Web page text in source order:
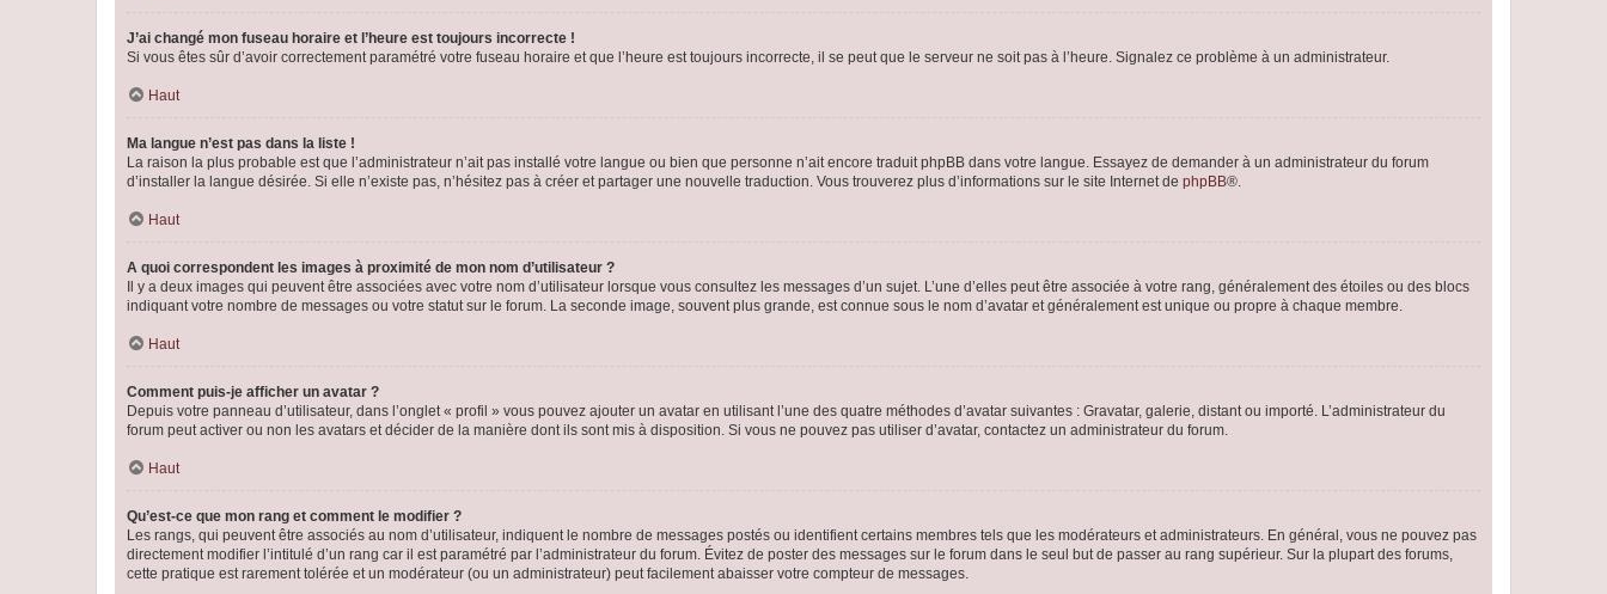
J’ai changé mon fuseau horaire et l’heure est toujours incorrecte !
Si vous êtes sûr d’avoir correctement paramétré votre fuseau horaire et que l’heure est toujours incorrecte, il se peut que le serveur ne soit pas à l’heure. Signalez ce problème à un administrateur.
Haut
Ma langue n’est pas dans la liste !
La raison la plus probable est que l’administrateur n’ait pas installé votre langue ou bien que personne n’ait encore traduit phpBB dans votre langue. Essayez de demander à un administrateur du forum
d’installer la langue désirée. Si elle n’existe pas, n’hésitez pas à créer et partager une nouvelle traduction. Vous trouverez plus d’informations sur le site Internet de phpBB®.
Haut
A quoi correspondent les images à proximité de mon nom d’utilisateur ?
Il y a deux images qui peuvent être associées avec votre nom d’utilisateur lorsque vous consultez les messages d’un sujet. L’une d’elles peut être associée à votre rang, généralement des étoiles ou des blocs
indiquant votre nombre de messages ou votre statut sur le forum. La seconde image, souvent plus grande, est connue sous le nom d’avatar et généralement est unique ou propre à chaque membre.
Haut
Comment puis-je afficher un avatar ?
Depuis votre panneau d’utilisateur, dans l’onglet « profil » vous pouvez ajouter un avatar en utilisant l’une des quatre méthodes d’avatar suivantes : Gravatar, galerie, distant ou importé. L’administrateur du
forum peut activer ou non les avatars et décider de la manière dont ils sont mis à disposition. Si vous ne pouvez pas utiliser d’avatar, contactez un administrateur du forum.
Haut
Qu’est-ce que mon rang et comment le modifier ?
Les rangs, qui peuvent être associés au nom d’utilisateur, indiquent le nombre de messages postés ou identifient certains membres tels que les modérateurs et administrateurs. En général, vous ne pouvez pas
directement modifier l’intitulé d’un rang car il est paramétré par l’administrateur du forum. Évitez de poster des messages sur le forum dans le seul but de passer au rang supérieur. Sur la plupart des forums,
cette pratique est rarement tolérée et un modérateur (ou un administrateur) peut facilement abaisser votre compteur de messages.